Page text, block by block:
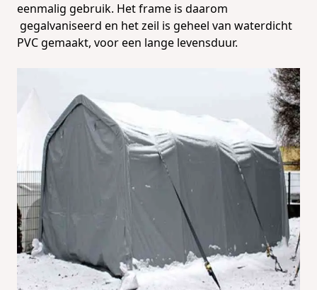
eenmalig gebruik. Het frame is daarom
gegalvaniseerd en het zeil is geheel van waterdicht
PVC gemaakt, voor een lange levensduur.